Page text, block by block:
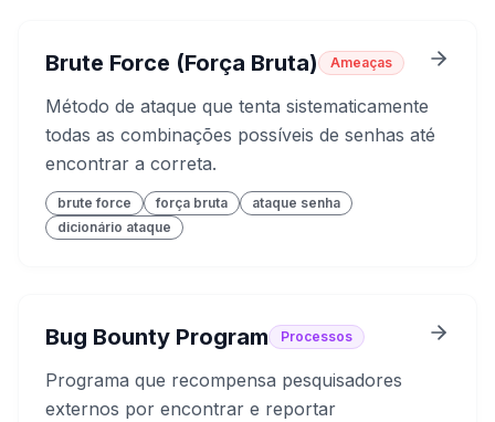
Brute Force (Força Bruta) Ameaças
Método de ataque que tenta sistematicamente
todas as combinações possíveis de senhas até
encontrar a correta.
brute force força bruta
ataque senha
dicionário ataque
Bug Bounty Program Processos
Programa que recompensa pesquisadores
externos por encontrar e reportar